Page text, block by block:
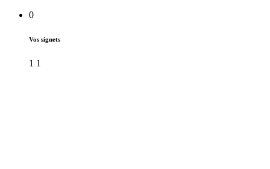
0
Vos signets
1 1